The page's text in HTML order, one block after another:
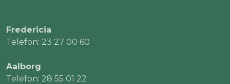
Fredericia
Telefon: 23 27 00 60
Aalborg
Telefon: 28 55 01 22